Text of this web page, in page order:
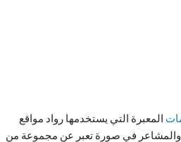
المعبرة التي يستخدمها رواد مواقع
والمشاعر في صورة تعبر عن مجموعة من